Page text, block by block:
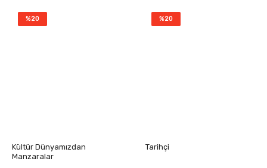
%20
Kültür Dünyamızdan
Manzaralar
%20
Tarihçi